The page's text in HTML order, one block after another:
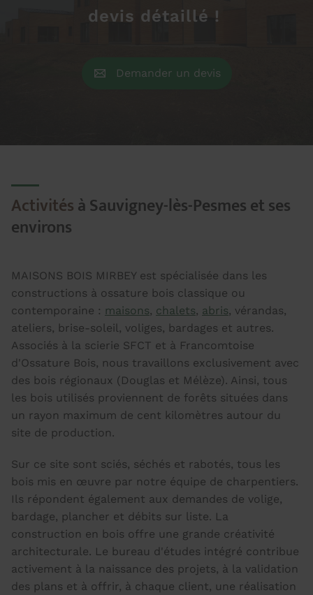
devis détaillé !
Demander un devis
Activitésà Sauvigney-lès-Pesmes et ses
environs
MAISONS BOIS MIRBEY est spécialisée dans les
constructions à ossature bois classique ou
contemporaine : maisons, chalets, abris, vérandas,
ateliers, brise-soleil, voliges, bardages et autres.
Associés à la scierie SFCT et à Francomtoise
d'Ossature Bois, nous travaillons exclusivement avec
des bois régionaux (Douglas et Mélèze). Ainsi, tous
les bois utilisés proviennent de forêts situées dans
un rayon maximum de cent kilomètres autour du
site de production.
Sur ce site sont sciés, séchés et rabotés, tous les
bois mis en œuvre par notre équipe de charpentiers.
Ils répondent également aux demandes de volige,
bardage, plancher et débits sur liste. La
construction en bois offre une grande créativité
architecturale. Le bureau d'études intégré contribue
activement à la naissance des projets, à la validation
des plans et à offrir, à chaque client, une réalisation